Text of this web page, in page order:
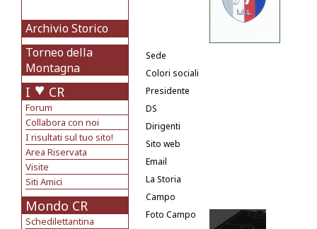
Archivio Storico
Torneo della
Montagna
I CR
Forum
Collabora con noi
I risultati sul tuo sito!
Area Riservata
Visite
Siti Amici
Mondo CR
Schedilettantina
Sede
Colori sociali
Presidente
DS
Dirigenti
Sito web
Email
La Storia
Campo
Foto Campo